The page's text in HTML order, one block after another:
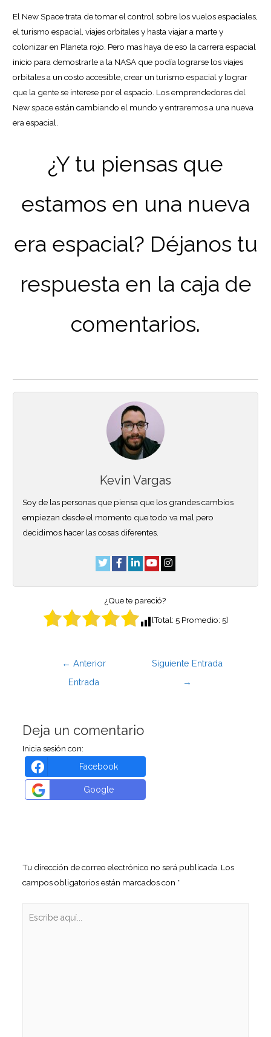
El New Space trata de tomar el control sobre los vuelos espaciales,
el turismo espacial, viajes orbitales y hasta viajar a marte y
colonizar en Planeta rojo. Pero mas haya de eso la carrera espacial
inicio para demostrarle a la NASA que podía lograrse los viajes
orbitales a un costo accesible, crear un turismo espacial y lograr
que la gente se interese por el espacio. Los emprendedores del
New space están cambiando el mundo y entraremos a una nueva
era espacial.
¿Y tu piensas que
estamos en una nueva
era espacial? Déjanos tu
respuesta en la caja de
comentarios.
Kevin Vargas
Soy de las personas que piensa que los grandes cambios
empiezan desde el momento que todo va mal pero
decidimos hacer las cosas diferentes.
¿Que te pareció?
[Total: 5 Promedio: 5]
← Anterior
Entrada
Siguiente Entrada
→
Deja un comentario
Inicia sesión con:
Facebook
Google
Tu dirección de correo electrónico no será publicada. Los
campos obligatorios están marcados con *